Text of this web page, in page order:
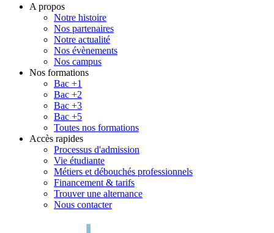
A propos
Notre histoire
Nos partenaires
Notre actualité
Nos évènements
Nos campus
Nos formations
Bac +1
Bac +2
Bac +3
Bac +5
Toutes nos formations
Accès rapides
Processus d'admission
Vie étudiante
Métiers et débouchés professionnels
Financement & tarifs
Trouver une alternance
Nous contacter